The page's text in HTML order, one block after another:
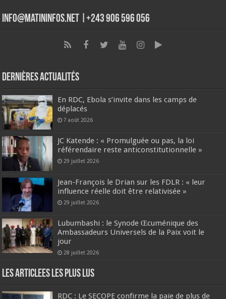
info@matininfos.net |+243 906 596 056
Dernières Actualités
En RDC, Ebola s’invite dans les camps de
déplacés
7 août 2026
JC Katende : « Promulguée ou pas, la loi
référendaire reste anticonstitutionnelle »
29 juillet 2026
Jean-François le Drian sur les FDLR : « leur
influence réelle doit être relativisée »
29 juillet 2026
Lubumbashi : le Synode Œcuménique des
Ambassadeurs Universels de la Paix voit le
jour
28 juillet 2026
Les Articlees les plus Lus
RDC : Le SECOPE confirme la paie de plus de